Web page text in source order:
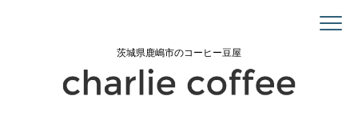
茨城県鹿嶋市のコーヒー豆屋